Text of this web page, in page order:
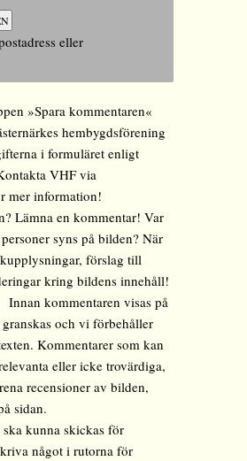
eller
»Spara kommentaren«
hembygdsförening
i formuläret enligt
VHF via
mer information!
Lämna en kommentar! Var
syns på bilden? När
förslag till
kring bildens innehåll!
kommentaren visas på
och vi förbehåller
Kommentarer som kan
eller icke trovärdiga,
recensioner av bilden,
sidan.
kunna skickas för
något i rutorna för